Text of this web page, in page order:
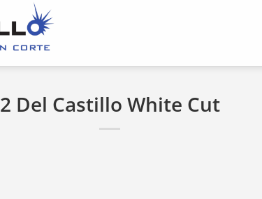
2 Del Castillo White Cut